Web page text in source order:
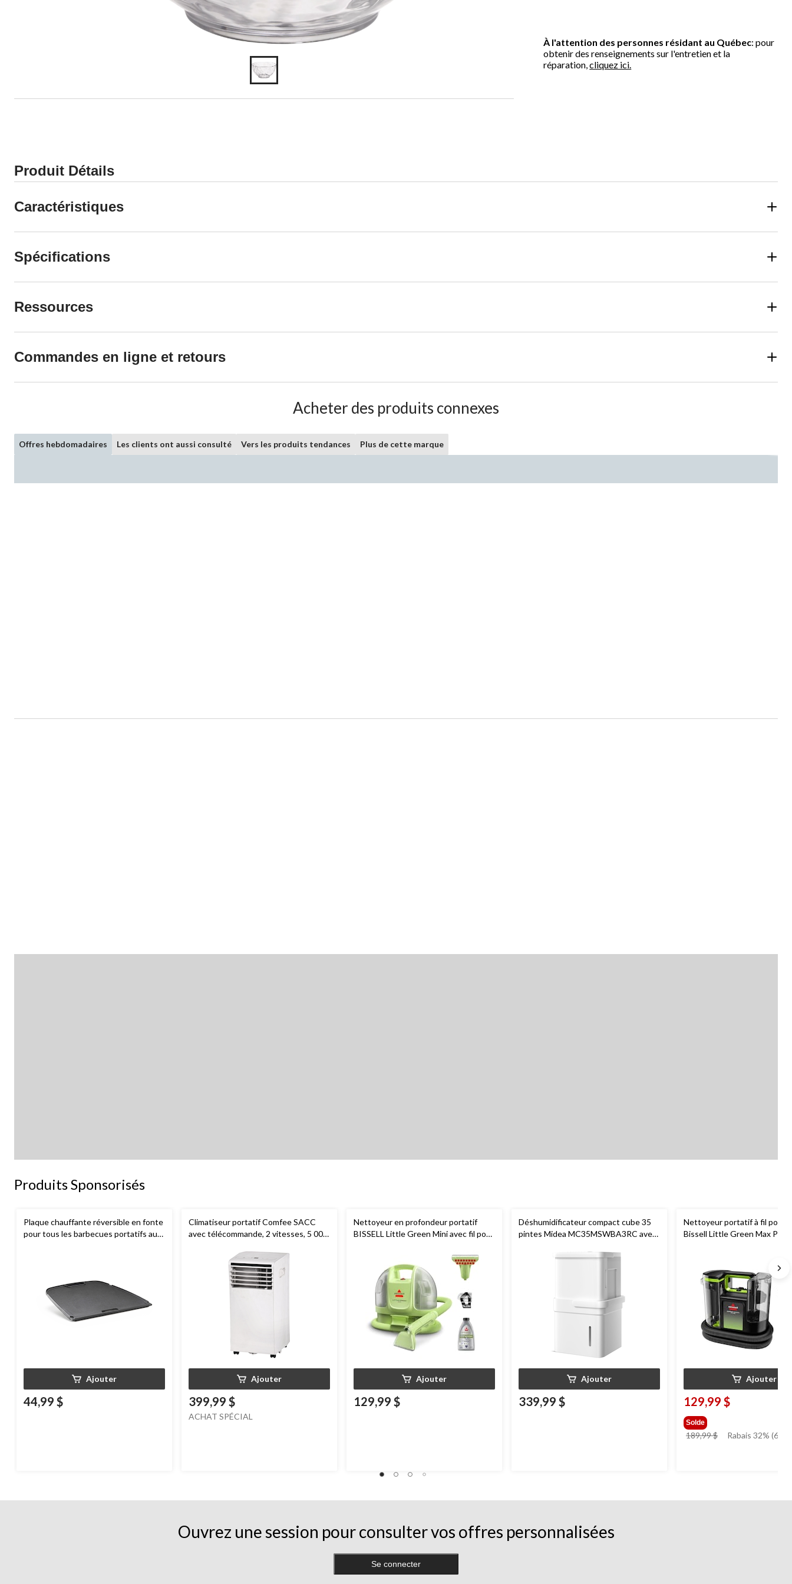
À l'attention des personnes résidant au Québec: pour
obtenir des renseignements sur l'entretien et la
réparation,cliquez ici.
Produit Détails
Caractéristiques
Spécifications
Ressources
Commandes en ligne et retours
Acheter des produits connexes
Offres hebdomadaires Les clients ont aussi consulté Vers les produits tendances Plus de cette marque
Produits Sponsorisés
Plaque chauffante réversible en fonte
pour tous les barbecues portatifs au
Ajouter
44,99 $
Climatiseur portatif Comfee SACC
avec télécommande, 2 vitesses, 5 000
Ajouter
399,99 $
ACHAT SPÉCIAL
Nettoyeur en profondeur portatif
BISSELL Little Green Mini avec fil pour
Ajouter
129,99 $
Déshumidificateur compact cube 35
pintes Midea MC35MSWBA3RC avec
sous-sol, certifié ENERGY STAR, blanc
Ajouter
339,99 $
Nettoyeur portatif à fil pour
Bissell Little Green Max Pet
Ajouter
129,99 $
Solde
189,99 $
prixRabais 32%
Ouvrez une session pour consulter vos offres personnalisées
Se connecter